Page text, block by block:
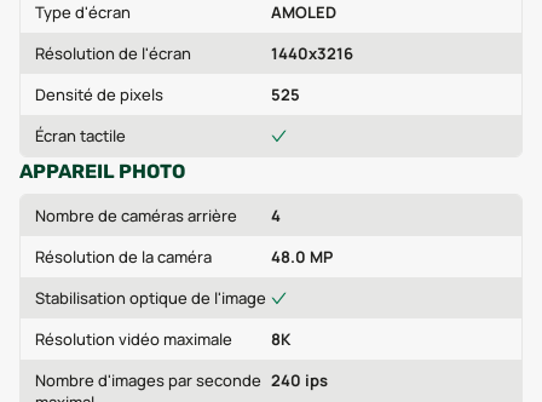
Type d'écran
AMOLED
Résolution de l'écran
1440x3216
Densité de pixels
525
Écran tactile
APPAREIL PHOTO
Nombre de caméras arrière
4
Résolution de la caméra
48.0 MP
Stabilisation optique de l'image
Résolution vidéo maximale
8K
Nombre d'images par seconde 240 ips